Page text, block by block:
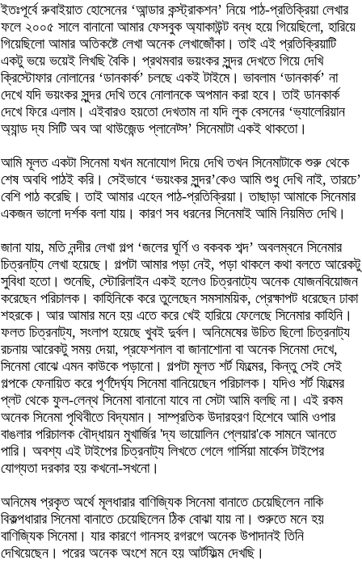
ইতঃপূর্বে রুবাইয়াত হোসেনের ‘আন্ডার কন্স্ট্রাকশন’ নিয়ে পাঠ-প্রতিক্রিয়া লেখার
ফলে ২০০৫ সালে বানানো আমার ফেসবুক অ্যাকাউন্ট বন্ধ হয়ে গিয়েছিলো, হারিয়ে
গিয়েছিলো আমার অতিকষ্টে লেখা অনেক লেখাজোঁকা। তাই এই প্রতিক্রিয়াটি
একটু ভয়ে ভয়েই লিখছি বৈকি। প্রথমবার ভয়ংকর সুন্দর দেখতে গিয়ে দেখি
ক্রিস্টোফার নোলানের ‘ডানকার্ক’ চলছে একই টাইমে। ভাবলাম ‘ডানকার্ক’ না
দেখে যদি ভয়ংকর সুন্দর দেখি তবে নোলানকে অপমান করা হবে। তাই ডানকার্ক
দেখে ফিরে এলাম। এইবারও হয়তো দেখতাম না যদি লুক বেসনের ‘ভ্যালেরিয়ান
অ্যান্ড দ্য সিটি অব আ থাউজেন্ড প্লানেট্স’ সিনেমাটা একই থাকতো।
আমি মূলত একটা সিনেমা যখন মনোযোগ দিয়ে দেখি তখন সিনেমাটাকে শুরু থেকে
শেষ অবধি পাঠই করি। সেইভাবে ‘ভয়ংকর সুন্দর’কেও আমি শুধু দেখি নাই, তারচে’
বেশি পাঠ করেছি। তাই আমার এহেন পাঠ-প্রতিক্রিয়া। তাছাড়া আমাকে সিনেমার
একজন ভালো দর্শক বলা যায়। কারণ সব ধরনের সিনেমাই আমি নিয়মিত দেখি।
জানা যায়, মতি নন্দীর লেখা গল্প ‘জলের ঘূর্ণি ও বকবক শব্দ’ অবলম্বনে সিনেমার
চিত্রনাট্য লেখা হয়েছে। গল্পটা আমার পড়া নেই, পড়া থাকলে কথা বলতে আরেকটু
সুবিধা হতো। শুনেছি, স্টোরিলাইন একই হলেও চিত্রনাট্যে অনেক যোজনবিয়োজন
করেছেন পরিচালক। কাহিনিকে করে তুলেছেন সমসাময়িক, প্রেক্ষাপট ধরেছেন ঢাকা
শহরকে। আর আমার মনে হয় এতে করে খেই হারিয়ে ফেলেছে সিনেমার কাহিনি।
ফলত চিত্রনাট্য, সংলাপ হয়েছে খুবই দুর্বল। অনিমেষের উচিত ছিলো চিত্রনাট্য
রচনায় আরেকটু সময় দেয়া, প্রফেশনাল বা জানাশোনা বা অনেক সিনেমা দেখে,
সিনেমা বোঝে এমন কাউকে পড়ানো। গল্পটা মূলত শর্ট ফিল্মের, কিন্তু সেই সেই
গল্পকে ফেনায়িত করে পূর্ণদৈর্ঘ্য সিনেমা বানিয়েছেন পরিচালক। যদিও শর্ট ফিল্মের
প্লট থেকে ফুল-লেন্থ সিনেমা বানানো যাবে না সেটা আমি বলছি না। এই রকম
অনেক সিনেমা পৃথিবীতে বিদ্যমান। সাম্প্রতিক উদারহরণ হিশেবে আমি ওপার
বাঙলার পরিচালক বৌদ্ধায়ন মুখার্জির 'দ্য ভায়োলিন প্লেয়ার'কে সামনে আনতে
পারি। অবশ্য এই টাইপের চিত্রনাট্য লিখতে গেলে গার্সিয়া মার্কেস টাইপের
যোগ্যতা দরকার হয় কখনো-সখনো।
অনিমেষ প্রকৃত অর্থে মূলধারার বাণিজ্যিক সিনেমা বানাতে চেয়েছিলেন নাকি
বিকল্পধারার সিনেমা বানাতে চেয়েছিলেন ঠিক বোঝা যায় না। শুরুতে মনে হয়
বাণিজ্যিক সিনেমা। যার কারণে গানসহ রগরগে অনেক উপাদানই তিনি
দেখিয়েছেন। পরের অনেক অংশে মনে হয় আর্টফিল্ম দেখছি।